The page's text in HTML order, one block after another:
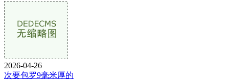
2026-04-26
次要包罗9毫米厚的